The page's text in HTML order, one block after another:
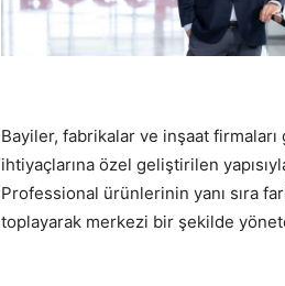
Bayiler, fabrikalar ve inşaat
ihtiyaçlarına özel geliştirilen
Professional ürünlerinin yanı sıra
toplayarak merkezi bir şekilde